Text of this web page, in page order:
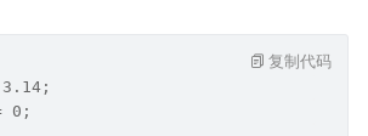
0;
复制代码